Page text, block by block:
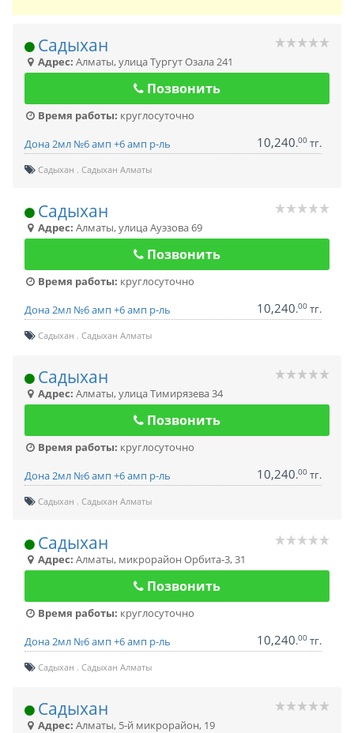
Садыхан
Адрес: Алматы,улица Тургут Озала 241
Позвонить
Время работы: круглосуточно
Дона 2мл №6 амп +6 амп р-ль
10,240.00 тг.
Садыхан Садыхан Алматы
Садыхан
Адрес: Алматы,улица Ауэзова 69
Позвонить
Время работы: круглосуточно
Дона 2мл №6 амп +6 амп р-ль
10,240.00 тг.
Садыхан Садыхан Алматы
Садыхан
Адрес: Алматы,улица Тимирязева 34
Позвонить
Время работы: круглосуточно
Дона 2мл №6 амп +6 амп р-ль
10,240.00 тг.
Садыхан Садыхан Алматы
Садыхан
Адрес: Алматы, микрорайон Орбита-3, 31
Позвонить
Время работы: круглосуточно
Дона 2мл №6 амп +6 амп р-ль
10,240.00 тг.
Садыхан Садыхан Алматы
Садыхан
Адрес: Алматы, 5-й микрорайон, 19